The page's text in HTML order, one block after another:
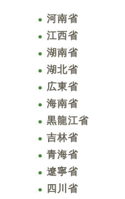
河南省
江西省
湖南省
湖北省
広東省
海南省
黒龍江省
吉林省
青海省
遼寧省
四川省